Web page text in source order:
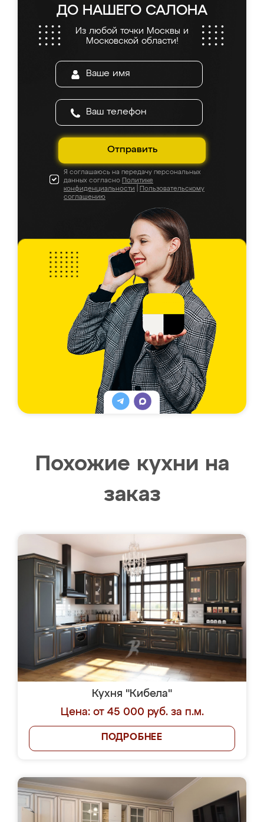
ДО НАШЕГО САЛОНА
Из любой точки Москвы и
Московской области!
Отправить
Я соглашаюсь на передачу персональных
данных согласно Политике
конфиденциальности
Пользовательскому
соглашению
Похожие кухни на
заказ
Кухня "Кибела"
Цена: от 45 000 руб. за п.м.
ПОДРОБНЕЕ